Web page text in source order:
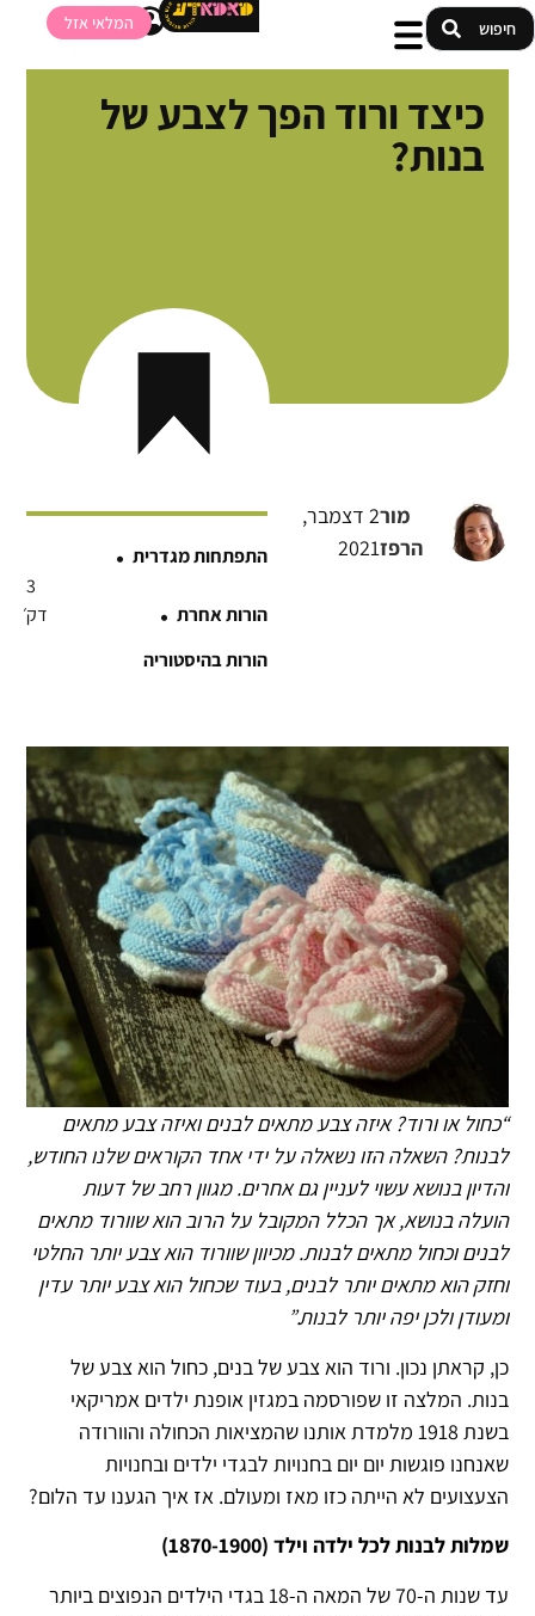
המלאי אזל
כיצד ורוד הפך לצבע של
בנות?
3
דק׳
התפתחות מגדרית ·
הורות אחרת ·
הורות בהיסטוריה
2 דצמבר,
2021
מור
הרפז
“כחול או ורוד? איזה צבע מתאים לבנים ואיזה צבע מתאים
לבנות? השאלה הזו נשאלה על ידי אחד הקוראים שלנו החודש,
והדיון בנושא עשוי לעניין גם אחרים. מגוון רחב של דעות
הועלה בנושא, אך הכלל המקובל על הרוב הוא שוורוד מתאים
לבנים וכחול מתאים לבנות. מכיוון שוורוד הוא צבע יותר החלטי
וחזק הוא מתאים יותר לבנים, בעוד שכחול הוא צבע יותר עדין
ומעודן ולכן יפה יותר לבנות.”
כן, קראתן נכון. ורוד הוא צבע של בנים, כחול הוא צבע של
בנות. המלצה זו שפורסמה במגזין אופנת ילדים אמריקאי
בשנת 1918 מלמדת אותנו שהמציאות הכחולה והוורודה
שאנחנו פוגשות יום יום בחנויות לבגדי ילדים ובחנויות
הצעצועים לא הייתה כזו מאז ומעולם. אז איך הגענו עד הלום?
שמלות לבנות לכל ילדה וילד (1870-1900)
עד שנות ה-70 של המאה ה-18 בגדי הילדים הנפוצים ביותר